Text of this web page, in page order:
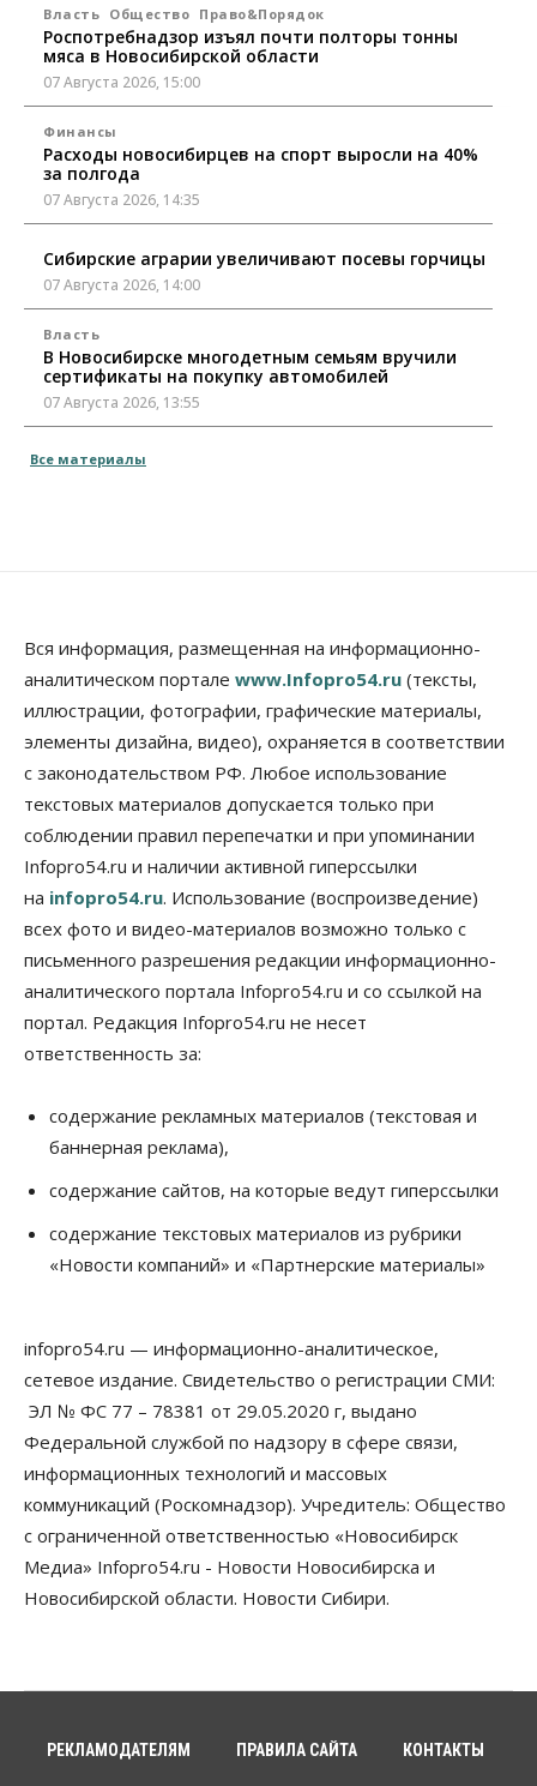
Власть Общество Право&Порядок
Роспотребнадзор изъял почти полторы тонны
мяса в Новосибирской области
07 Августа 2026, 15:00
Финансы
Расходы новосибирцев на спорт выросли на 40%
за полгода
07 Августа 2026, 14:35
Сибирские аграрии увеличивают посевы горчицы
07 Августа 2026, 14:00
Власть
В Новосибирске многодетным семьям вручили
сертификаты на покупку автомобилей
07 Августа 2026, 13:55
Треть автовладельцев в Новосибирской области
07 Августа 2026, 12:35
Общество
Синоптики рассказали о погоде в Новосибирске
на выходных
07 Августа 2026, 12:00
Жители Новосибирска смогут добровольно
повысить свою пенсию
07 Августа 2026, 11:30
Общество
Деньгами будут распоряжаться дети: в десяти
школах Новосибирской области введут
инициативное бюджетирование
07 Августа 2026, 11:00
заключили под стражу
07 Августа 2026, 10:15
Общество
Новосибирской области, но режима ЧС не будет
07 Августа 2026, 10:00
выстраивают системы защиты от атак БПЛА
07 Августа 2026, 09:00
По «Сибэлектротерму» выдали исполнительные
листы на полмиллиарда рублей
07 Августа 2026, 08:00
Бизнес Власть Медицина Общество
Искусственный интеллект предлагают
привлекать к разработке новых лекарств в
России
рублей
Все материалы
Вся информация, размещенная на информационно-
аналитическом портале www.Infopro54.ru (тексты,
иллюстрации, фотографии, графические материалы,
элементы дизайна, видео), охраняется в соответствии
с законодательством РФ. Любое использование
текстовых материалов допускается только при
соблюдении правил перепечатки и при упоминании
Infopro54.ru и наличии активной гиперссылки
на infopro54.ru. Использование (воспроизведение)
всех фото и видео-материалов возможно только с
письменного разрешения редакции информационно-
аналитического портала Infopro54.ru и со ссылкой на
портал. Редакция Infopro54.ru не несет
ответственность за:
содержание рекламных материалов (текстовая и
баннерная реклама),
содержание сайтов, на которые ведут гиперссылки
содержание текстовых материалов из рубрики
«Новости компаний» и «Партнерские материалы»
infopro54.ru — информационно-аналитическое,
сетевое издание. Свидетельство о регистрации СМИ:
ЭЛ № ФС 77 – 78381 от 29.05.2020 г, выдано
Федеральной службой по надзору в сфере связи,
информационных технологий и массовых
коммуникаций (Роскомнадзор). Учредитель: Общество
с ограниченной ответственностью «Новосибирск
Медиа» Infopro54.ru - Новости Новосибирска и
Новосибирской области. Новости Сибири.
РЕКЛАМОДАТЕЛЯМ ПРАВИЛА САЙТА КОНТАКТЫ